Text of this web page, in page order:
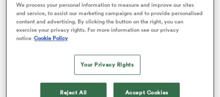
Détails du match
Yokohama Canon Eagles v Tokyo Sungoliath
Finale
We process your personal information to measure and improve our sites
and service, to assist our marketing campaigns and to provide personalised
content and advertising. By clicking the button on the right, you can
exercise your privacy rights. For more information see our privacy
notice Cookie Policy
Your Privacy Rights
Reject All Accept Cookies